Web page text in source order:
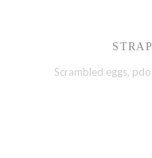
Scrambled eggs,